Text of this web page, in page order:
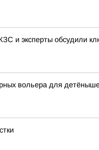
и эксперты обсудили
вольера для